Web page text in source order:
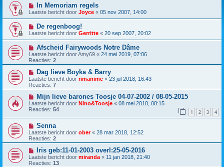
In Memoriam regels
Laatste bericht door Joyce « 05 nov 2007, 14:00
De regenboog!
Laatste bericht door Gerritte « 20 sep 2007, 20:02
Afscheid Fairywoods Notre Dâme
Laatste bericht doorAmy69 « 24 mei 2019, 07:06
Reacties: 2
Dag lieve Boyka & Barry
Laatste bericht door rimanime « 23 jul 2018, 16:43
Reacties: 7
Mijn lieve barones Toosje 04-07-2002 / 08-05-2015
Laatste bericht door Nino&Toosje « 08 mei 2018, 08:15
Reacties: 54 1 2 3 4
Senna
Laatste bericht door ober« 28 mar 2018, 12:52
Reacties: 2
Iris geb:11-01-2003 overl:25-05-2016
Laatste bericht door miranda « 11 jan 2018, 21:40
Reacties: 13